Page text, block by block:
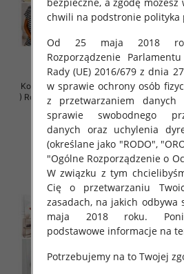
Komplet damskie (Polska produkt
) Roz Standard , Mix Kolor Paczka
5 szt
57.00 zł
szczegóły
)
chwili na podstronie polityka
Od 25 maja 2018
Rozporządzenie
Rady (UE) 2016/679 z dnia
w sprawie ochrony osób
z przetwarzaniem
sprawie swobodnego
danych oraz uchylenia
(określane jako "RODO",
"Ogólne Rozporządzenie o
W związku z tym
Cię o przetwarzaniu
zasadach, na jakich
maja 2018 roku.
podstawowe informacje na
Potrzebujemy na to Twojej